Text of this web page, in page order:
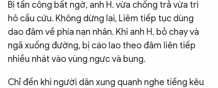
Bị tấn công bất ngờ, anh H. vừa chống trả vừa tri
hô cầu cứu. Không dừng lại, Liêm tiếp tục dùng
dao đâm về phía nạn nhân. Khi anh H. bỏ chạy và
ngã xuống đường, bị cáo lao theo đâm liên tiếp
nhiều nhát vào vùng ngực và bụng.
Chỉ đến khi người dân xung quanh nghe tiếng kêu